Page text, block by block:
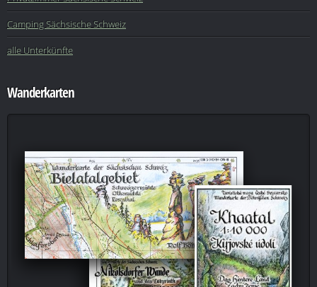
Camping Sächsische Schweiz
alle Unterkünfte
Wanderkarten